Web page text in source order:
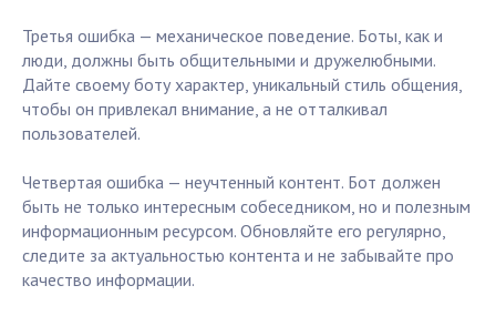
Третья ошибка — механическое поведение. Боты, как и
люди, должны быть общительными и дружелюбными.
Дайте своему боту характер, уникальный стиль общения,
чтобы он привлекал внимание, а не отталкивал
пользователей.
Четвертая ошибка — неучтенный контент. Бот должен
быть не только интересным собеседником, но и полезным
информационным ресурсом. Обновляйте его регулярно,
следите за актуальностью контента и не забывайте про
качество информации.